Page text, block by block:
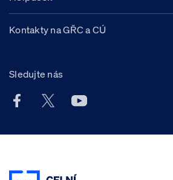
Kontakty na GŘC a CÚ
Sledujte nás
Facebook účet Celní správy ČR
X účet Celní správy ČR
Youtube účet Celní